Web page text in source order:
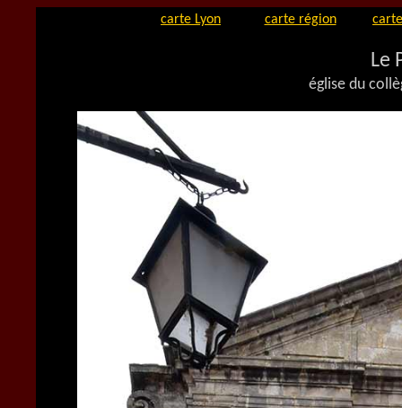
carte Lyon carte région
Le
église du